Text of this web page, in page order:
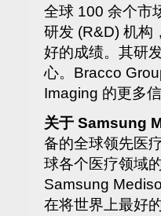
全球 100 余个市
研发 (R&D) 机构
好的成绩。其研
心。Bracco
Imaging 的更多
关于 Samsung
备的全球领先医
球各个医疗领域
Samsung
在将世界上最好